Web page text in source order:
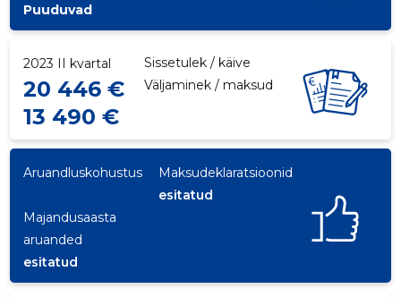
Puuduvad
2023 II kvartal Sissetulek / käive
20 446 € Väljaminek / maksud
13 490 €
Aruandluskohustus
Maksudeklaratsioonid
esitatud
Majandusaasta
aruanded
esitatud